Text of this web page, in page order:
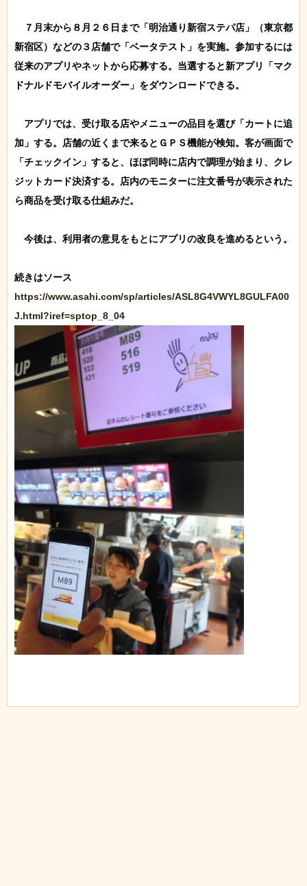
７月末から８月２６日まで「明治通り新宿ステパ店」（東京都
新宿区）などの３店舗で「ベータテスト」を実施。参加するには
従来のアプリやネットから応募する。当選すると新アプリ「マク
ドナルドモバイルオーダー」をダウンロードできる。
アプリでは、受け取る店やメニューの品目を選び「カートに追
加」する。店舗の近くまで来るとＧＰＳ機能が検知。客が画面で
「チェックイン」すると、ほぼ同時に店内で調理が始まり、クレ
ジットカード決済する。店内のモニターに注文番号が表示された
ら商品を受け取る仕組みだ。
今後は、利用者の意見をもとにアプリの改良を進めるという。
https://www.asahi.com/sp/articles/ASL8G4VWYL8GULFA00
J.html?iref=sptop_8_04